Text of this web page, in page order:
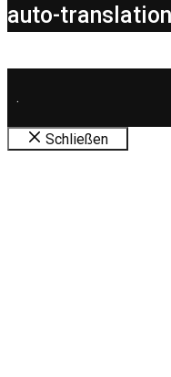
auto-translation
.
Schließen